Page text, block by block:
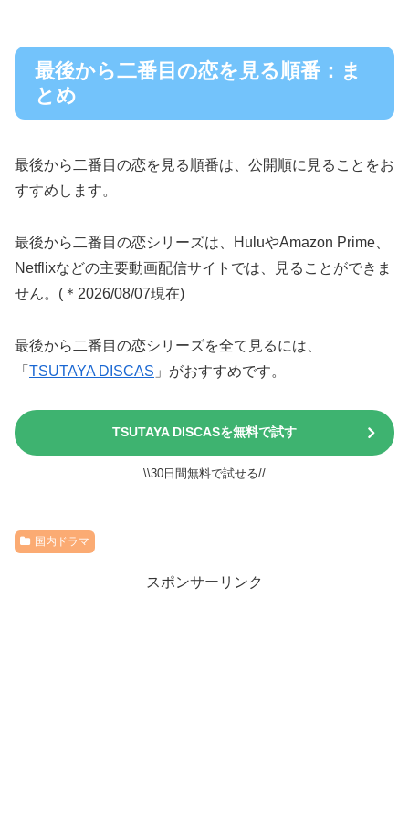
最後から二番目の恋を見る順番：ま
とめ
最後から二番目の恋を見る順番は、公開順に見ることをお
すすめします。
最後から二番目の恋シリーズは、HuluやAmazon Prime、
Netflixなどの主要動画配信サイトでは、見ることができま
せん。(＊2026/08/07現在)
最後から二番目の恋シリーズを全て見るには、
「 TSUTAYA DISCAS 」がおすすめです。
TSUTAYA DISCASを無料で試す
\\30日間無料で試せる//
国内ドラマ
スポンサーリンク